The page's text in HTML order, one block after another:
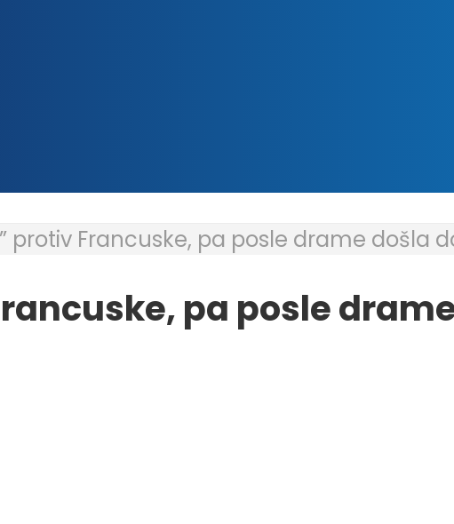
protiv Francuske, pa posle drame došla
pa posle